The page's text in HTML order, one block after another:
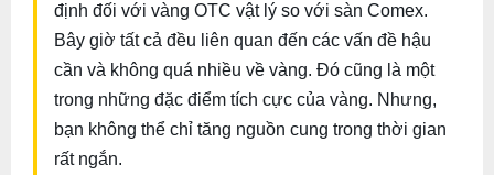
định đối với vàng OTC vật lý so với sàn Comex.
Bây giờ tất cả đều liên quan đến các vấn đề hậu
cần và không quá nhiều về vàng. Đó cũng là một
trong những đặc điểm tích cực của vàng. Nhưng,
bạn không thể chỉ tăng nguồn cung trong thời gian
rất ngắn.